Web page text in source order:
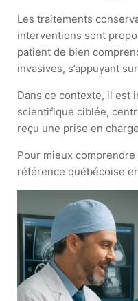
Les traitements
interventions sont
patient de bien
invasives, s’appuyant
Dans ce contexte, il est
scientifique ciblée,
reçu une prise en
Pour mieux
référence québécoise